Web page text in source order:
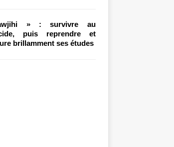
» : survivre au
puis reprendre et
brillamment ses études